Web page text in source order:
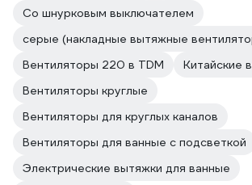
Со шнурковым выключателем
серые (накладные вытяжные
Вентиляторы 220 в TDM
Китайские
Вентиляторы круглые
Вентиляторы для круглых каналов
Вентиляторы для ванные с подсветкой
Электрические вытяжки для ванные